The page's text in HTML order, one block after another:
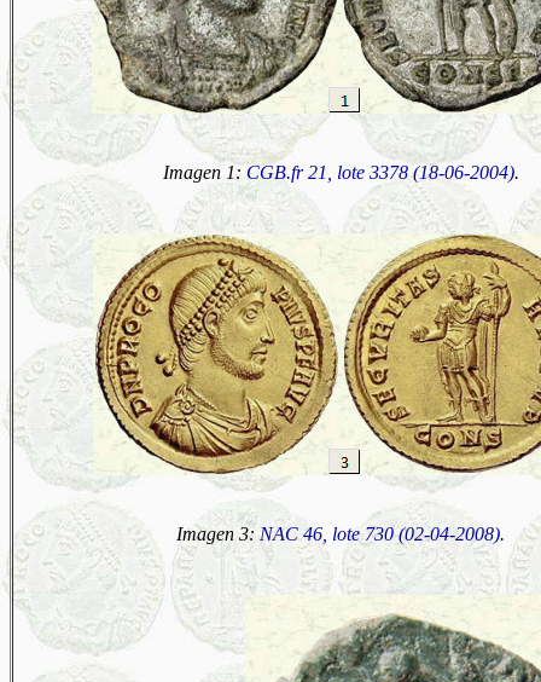
Imagen 1: CGB.fr 21, lote 3378 (18-06-2004).
Imagen 3: NAC 46, lote 730 (02-04-2008).